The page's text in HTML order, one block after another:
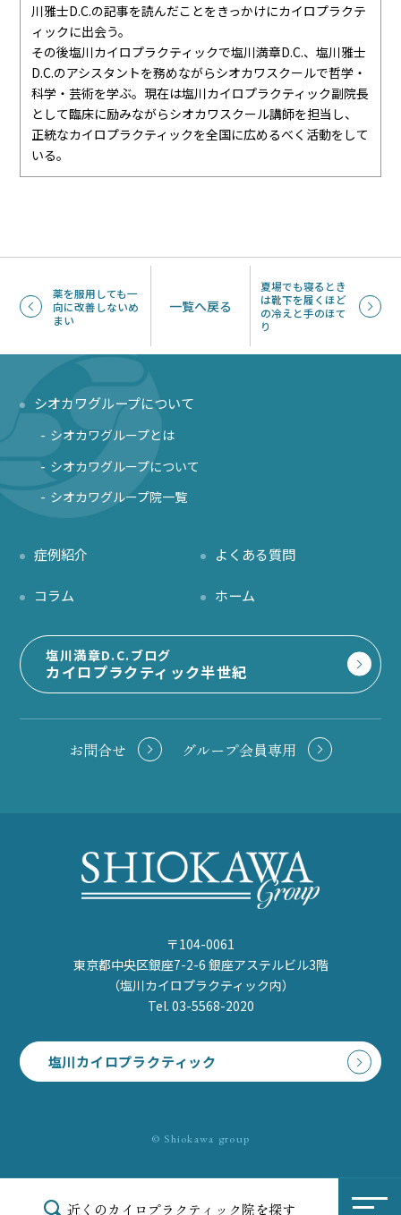
近くのカイロプラクティック院を探す
川雅士D.C.の記事を読んだことをきっかけにカイロプラクテ
ィックに出会う。
その後塩川カイロプラクティックで塩川満章D.C.、塩川雅士
D.C.のアシスタントを務めながらシオカワスクールで哲学・
科学・芸術を学ぶ。現在は塩川カイロプラクティック副院長
として臨床に励みながらシオカワスクール講師を担当し、
正統なカイロプラクティックを全国に広めるべく活動をして
いる。
薬を服用しても一
向に改善しないめ
まい
一覧へ戻る
夏場でも寝るとき
は靴下を履くほど
の冷えと手のほて
り
シオカワグループについて
シオカワグループとは
シオカワグループについて
シオカワグループ院一覧
症例紹介 よくある質問
コラム ホーム
塩川満章D.C.ブログ
カイロプラクティック半世紀
お問合せ グループ会員専用
〒104-0061
東京都中央区銀座7-2-6 銀座アステルビル3階
（塩川カイロプラクティック内）
Tel. 03-5568-2020
塩川カイロプラクティック
© Shiokawa group